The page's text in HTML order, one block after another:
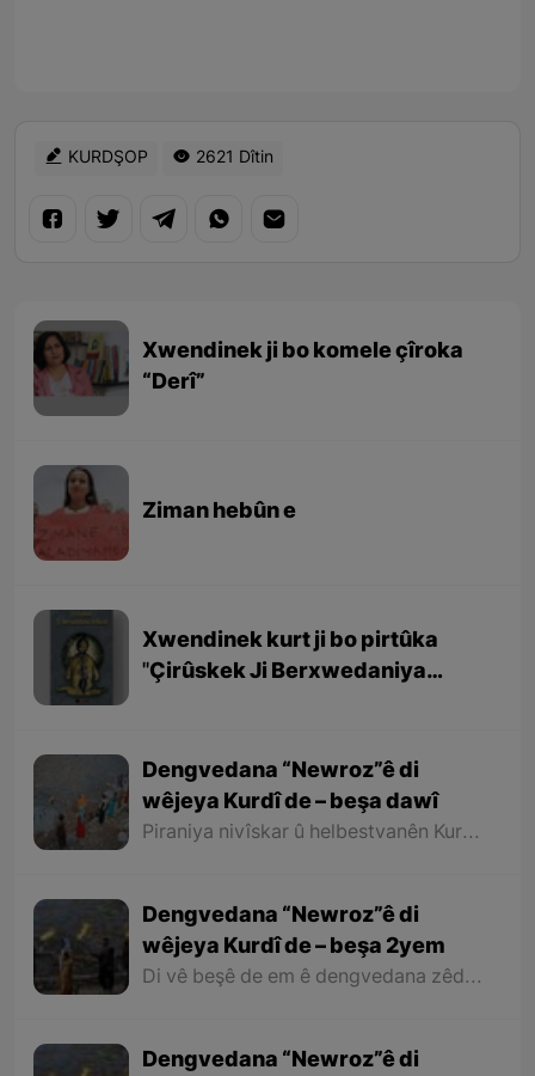
KURDŞOP 2621 Dîtin
Xwendinek ji bo komele çîroka
“Derî”
Ziman hebûn e
Xwendinek kurt ji bo pirtûka
''Çirûskek Ji Berxwedaniya
Dengvedana “Newroz”ê di
wêjeya Kurdî de – beşa dawî
Piraniya nivîskar û helbestvanên Kurd di helbest û deqên xwe de behsa Newrozê kirine ku ji ber nebûna derfetê em ê tenê îşareyê bi çend mînak ji helbestên wan bikin. Di dawiyê de ez dixwazim bibêjim ku helbestvanên wek “Muxlîs, Ewnî, Hejar, Zarî, Elî Heseniyanî, Jîla Huseynî, Mihemed Salih Dîlan, Esîrî, Nasir Axabira, Celal Melekşa, Şêrko Bêkes û Ebdulah Paşêw” û hwd, di çend helbestên xwe de behsa Newrozê kirine û bal kişandine ser Kurdistanîbûna Newrozê.
Dengvedana “Newroz”ê di
wêjeya Kurdî de – beşa 2yem
Di vê beşê de em ê dengvedana zêdetir a Newrozê di helbest û deqên Kurdî de rabixine ber çavan. Herwisa pêwîst e em îşare bi wê yekê jî bikin ku tevî wê ku em di vê gotarê de dengvedana “Newroz”ê di edebiyata Kurdî de dibînin, em ê hin nivîskar û helbestvanên xwe binêrin ku mixabin navê hin ji wan hatiye jibîrkirin.
Dengvedana “Newroz”ê di